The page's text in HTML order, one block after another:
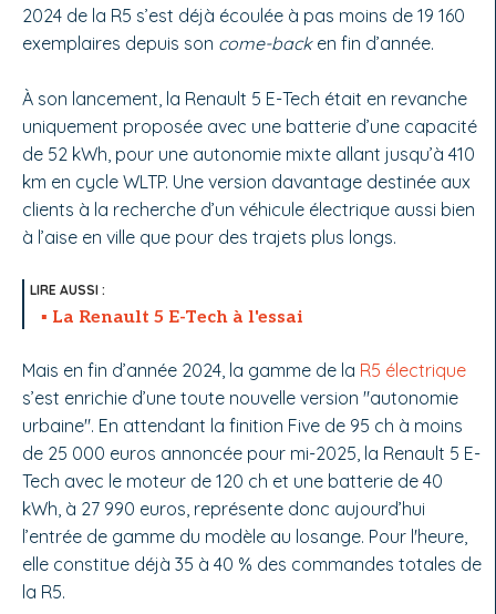
2024 de la R5 s’est déjà écoulée à pas moins de 19 160
exemplaires depuis son come-backen fin d’année.
À son lancement, la Renault 5 E-Tech était en revanche
uniquement proposée avec une batterie d’une capacité
de 52 kWh, pour une autonomie mixte allant jusqu’à 410
km en cycle WLTP. Une version davantage destinée aux
clients à la recherche d’un véhicule électrique aussi bien
à l’aise en ville que pour des trajets plus longs.
La Renault 5 E-Tech à l'essai
Mais en fin d’année 2024, la gamme de la R5 électrique
s’est enrichie d’une toute nouvelle version "autonomie
urbaine". En attendant la finition Five de 95 ch à moins
de 25 000 euros annoncée pour mi-2025, la Renault 5 E-
Tech avec le moteur de 120 ch et une batterie de 40
kWh, à 27 990 euros, représente donc aujourd’hui
l’entrée de gamme du modèle au losange. Pour l'heure,
elle constitue déjà 35 à 40 % des commandes totales de
la R5.